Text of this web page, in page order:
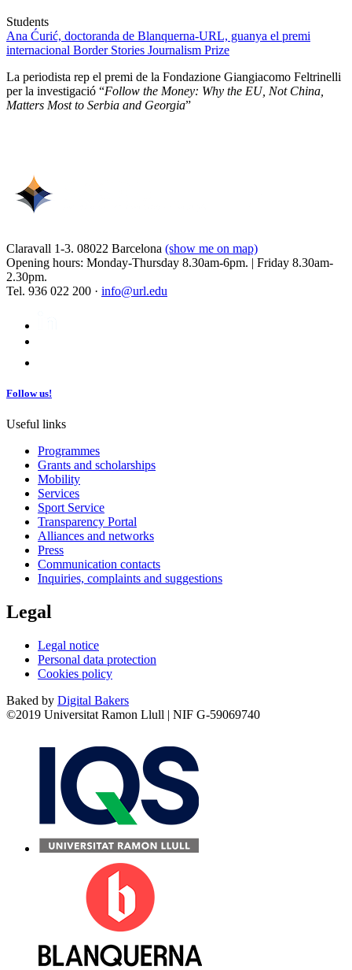
Students
Ana Ćurić, doctoranda de Blanquerna-URL, guanya el premi
internacional Border Stories Journalism Prize
La periodista rep el premi de la Fondazione Giangiacomo Feltrinelli
per la investigació “Follow the Money: Why the EU, Not China,
Matters Most to Serbia and Georgia”
Claravall 1-3. 08022 Barcelona (show me on map)
Opening hours: Monday-Thursday 8.30am-6pm. | Friday 8.30am-
2.30pm.
Tel. 936 022 200 · info@url.edu
Follow us!
Useful links
Programmes
Grants and scholarships
Mobility
Services
Sport Service
Transparency Portal
Alliances and networks
Press
Communication contacts
Inquiries, complaints and suggestions
Legal
Legal notice
Personal data protection
Cookies policy
Baked by Digital Bakers
©2019 Universitat Ramon Llull | NIF G-59069740